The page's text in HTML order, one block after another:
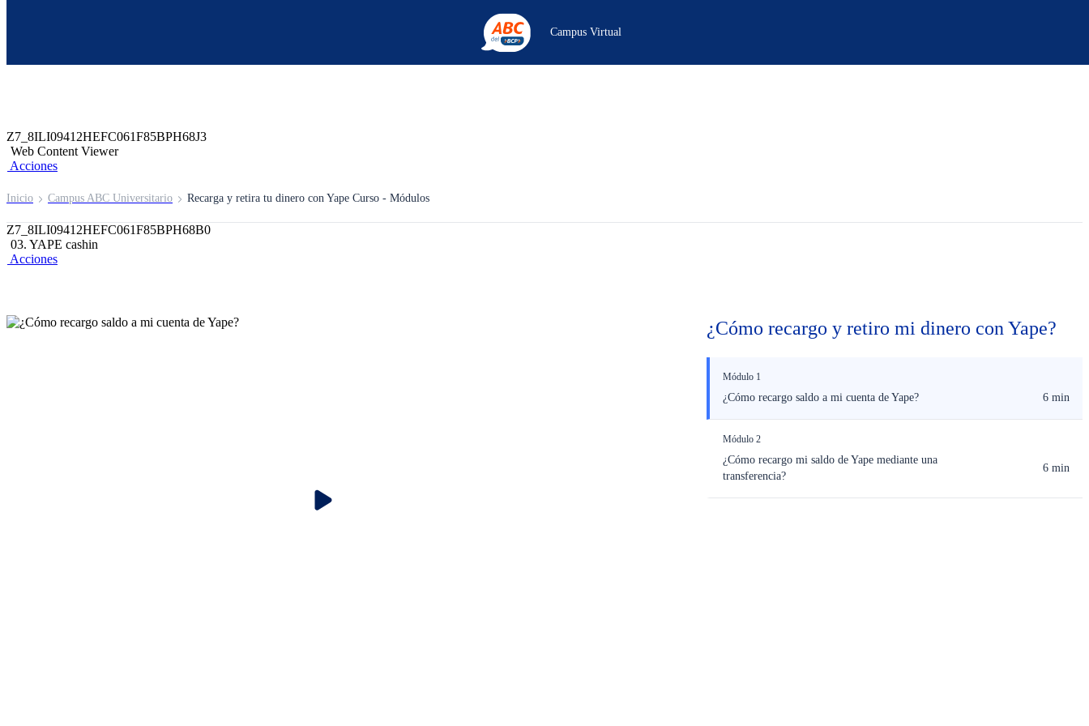
Campus Virtual
Z7_8ILI09412HEFC061F85BPH68J3
Web Content Viewer
Acciones
Inicio Campus ABC Universitario Recarga y retira tu dinero con Yape Curso - Módulos
Z7_8ILI09412HEFC061F85BPH68B0
03. YAPE cashin
Acciones
¿Cómo recargo y retiro mi dinero con Yape?
Módulo 1
¿Cómo recargo saldo a mi cuenta de Yape? 6 min
Módulo 2
¿Cómo recargo mi saldo de Yape mediante una
transferencia?
6 min